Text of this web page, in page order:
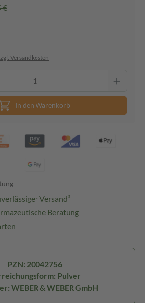
€
Versandkosten
In den Warenkorb
Versand³
Beratung
PZN: 20042756
Pulver
WEBER & WEBER GmbH